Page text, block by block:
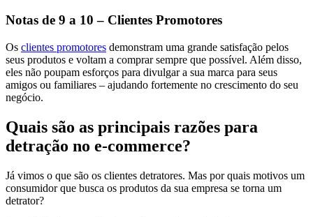
Notas de 9 a 10 – Clientes Promotores
Os clientes promotores demonstram uma grande satisfação pelos
seus produtos e voltam a comprar sempre que possível. Além disso,
eles não poupam esforços para divulgar a sua marca para seus
amigos ou familiares – ajudando fortemente no crescimento do seu
negócio.
Quais são as principais razões para
detração no e-commerce?
Já vimos o que são os clientes detratores. Mas por quais motivos um
consumidor que busca os produtos da sua empresa se torna um
detrator?